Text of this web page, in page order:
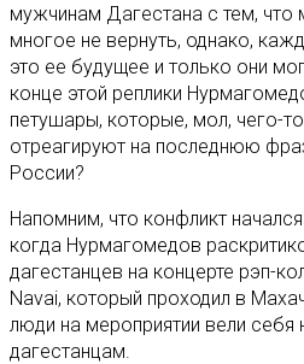
мужчинам Дагестана с тем, что
многое не вернуть, однако,
это ее будущее и только они
конце этой реплики
петушары, которые, мол, чего-
отреагируют на последнюю
России?
Напомним, что конфликт
когда Нурмагомедов
дагестанцев на концерте рэп-
Navai, который проходил в
люди на мероприятии вели
дагестанцам.